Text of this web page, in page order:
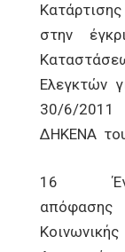
στην
Ελεγκτών
30/6/2011
ΔΗΚΕΝΑ
16
απόφασης